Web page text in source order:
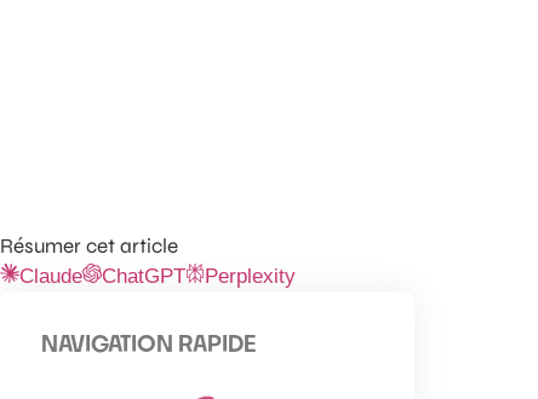
Résumer cet article
Claude ChatGPT Perplexity
NAVIGATION RAPIDE